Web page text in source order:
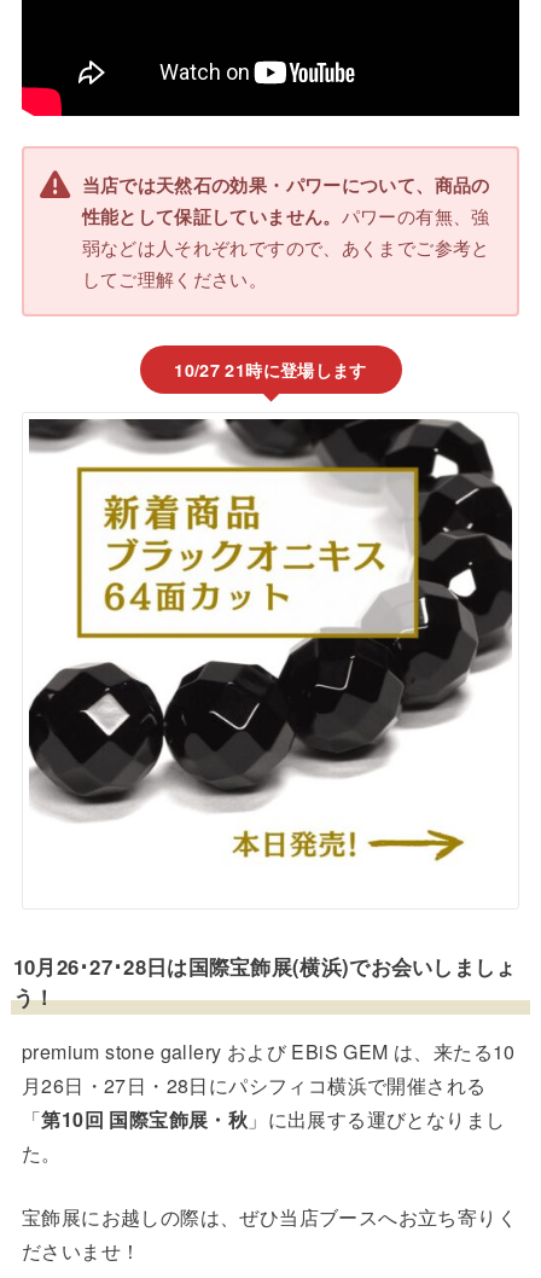
当店では天然石の効果・パワーについて、商品の
性能として保証していません。 パワーの有無、強
弱などは人それぞれですので、あくまでご参考と
してご理解ください。
10/27 21時に登場します
10月26･27･28日は国際宝飾展(横浜)でお会いしましょ
う！
premium stone gallery および EBiS GEM は、来たる10
月26日・27日・28日にパシフィコ横浜で開催される
「第10回 国際宝飾展・秋 」に出展する運びとなりまし
た。
宝飾展にお越しの際は、ぜひ当店ブースへお立ち寄りく
ださいませ！